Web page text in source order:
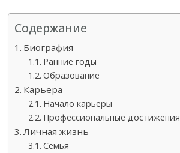
Содержание
Биография
Ранние годы
Образование
Карьера
Начало карьеры
Профессиональные достижения
Личная жизнь
Семья